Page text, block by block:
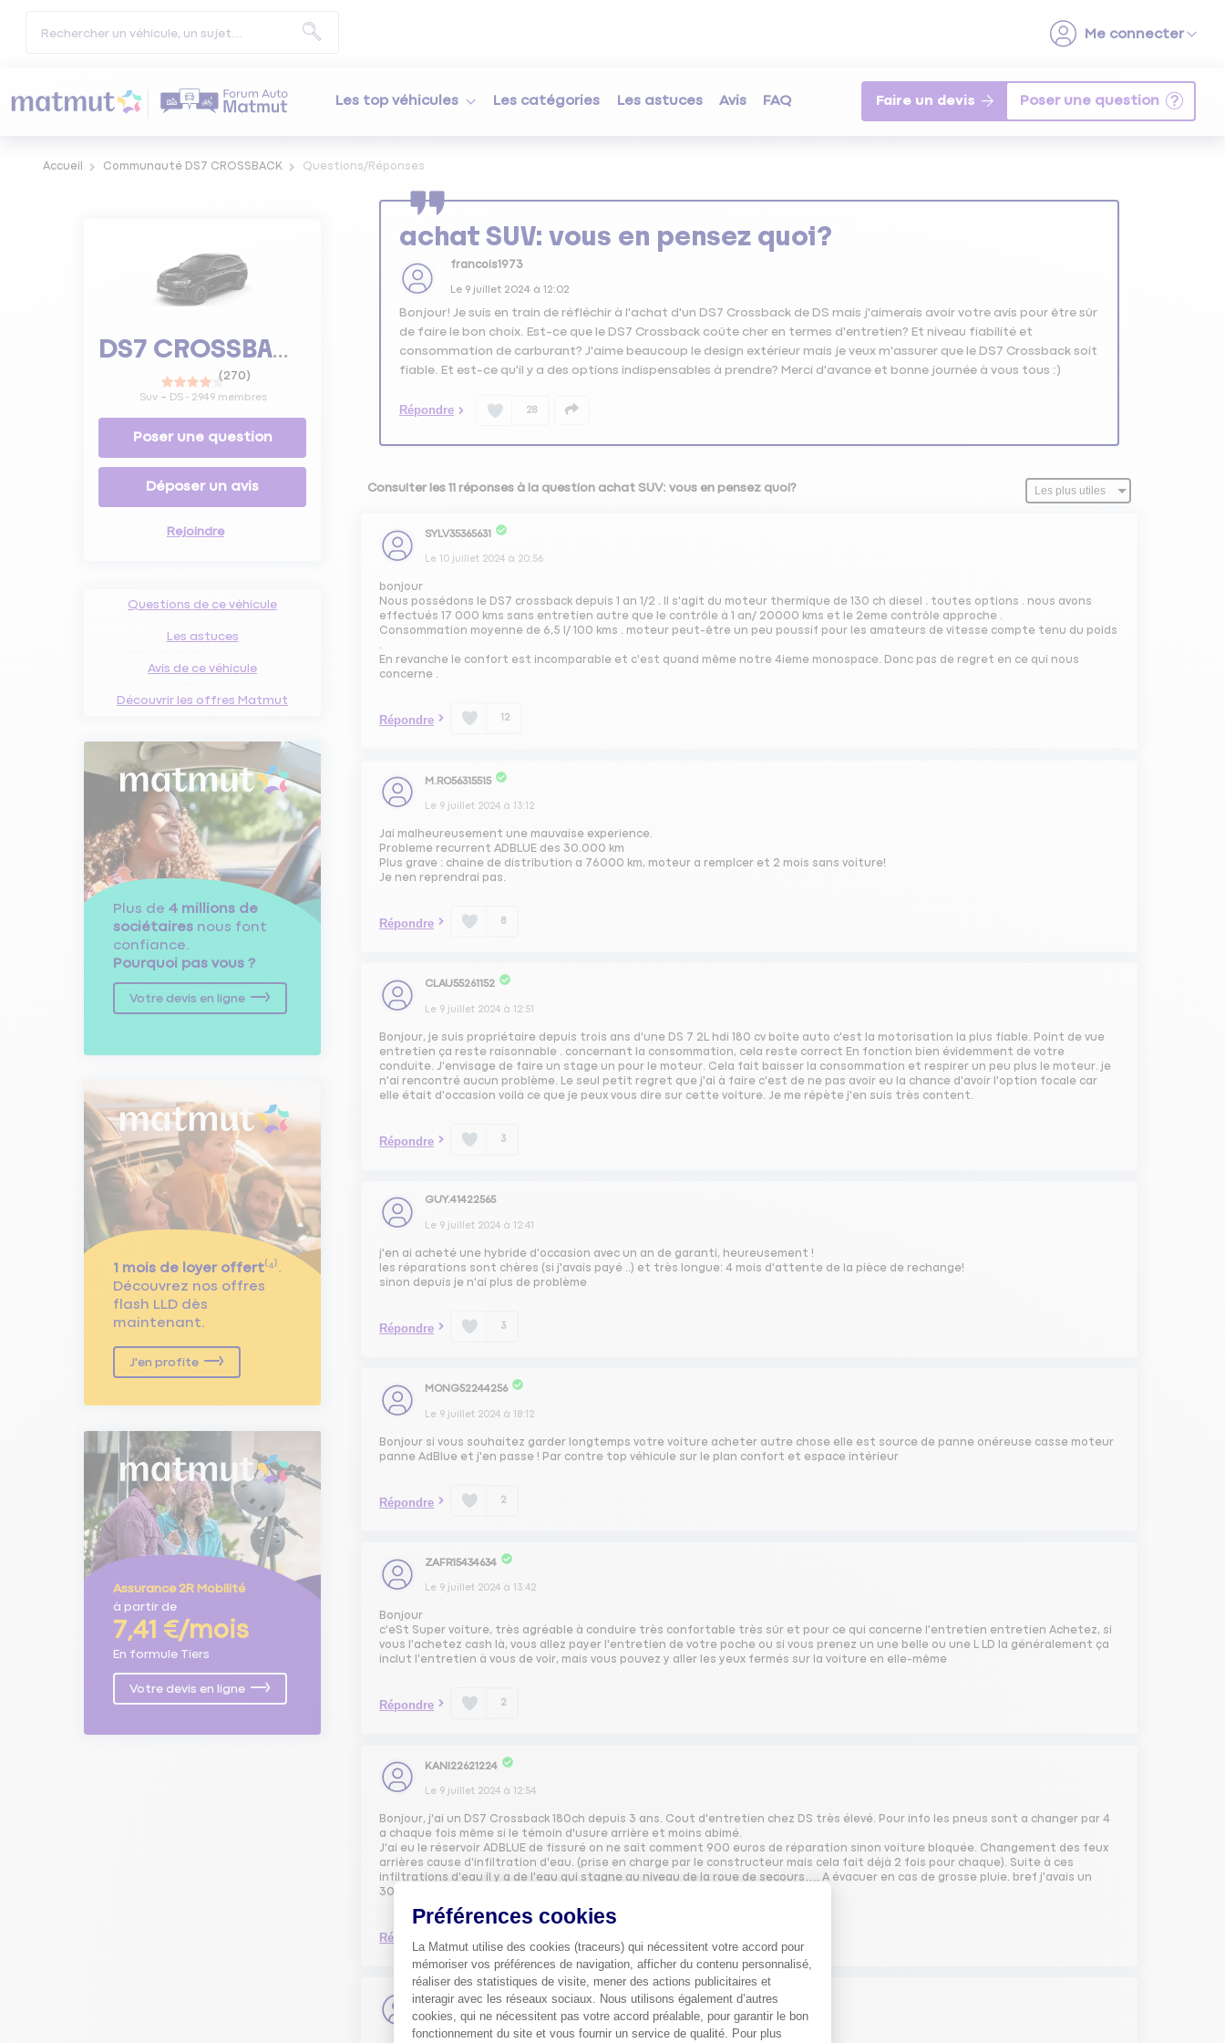
Les top véhicules Les catégories Les astuces Avis FAQ Faire un devis
Accueil Communauté DS7 CROSSBACK Questions/Réponses
DS7 CROSSBACK
(270)
Suv DS - 2949 membres
Poser une question
Déposer un avis
Rejoindre
Questions de ce véhicule
Les astuces
Avis de ce véhicule
Découvrir les offres Matmut
Plus de 4 millions de
sociétaires nous font
confiance.
Pourquoi pas vous ?
Votre devis en ligne
1 mois de loyer offert⁽⁴⁾.
Découvrez nos offres
flash LLD dès
maintenant.
J'en profite
Assurance 2R Mobilité
à partir de
7,41 €/mois
En formule Tiers
Votre devis en ligne
achat SUV: vous en pensez quoi?
francois1973
Le 9 juillet 2024à 12:02
Bonjour! Je suis en train de réfléchir à l'achat d'un DS7 Crossback de DS mais j'aimerais avoir votre avis pour être sûr
de faire le bon choix. Est-ce que le DS7 Crossback coûte cher en termes d'entretien? Et niveau fiabilité et
consommation de carburant? J'aime beaucoup le design extérieur mais je veux m'assurer que le DS7 Crossback soit
fiable. Et est-ce qu'il y a des options indispensables à prendre? Merci d'avance et bonne journée à vous tous :)
Répondre 28
Consulter les 11 réponses à la question achat SUV: vous en pensez quoi?
SYLV35365631
Le 10 juillet 2024 à 20:56
bonjour
Nous possédons le DS7 crossback depuis 1 an 1/2 . Il s'agit du moteur thermique de 130 ch diesel . toutes options . nous avons
effectués 17 000 kms sans entretien autre que le contrôle à 1 an/ 20000 kms et le 2eme contrôle approche .
Consommation moyenne de 6,5 l/ 100 kms . moteur peut-être un peu poussif pour les amateurs de vitesse compte tenu du poids
.
En revanche le confort est incomparable et c'est quand même notre 4ieme monospace. Donc pas de regret en ce qui nous
concerne .
Répondre 12
M.RO56315515
Le 9 juillet 2024 à 13:12
Jai malheureusement une mauvaise experience.
Probleme recurrent ADBLUE des 30.000 km
Plus grave : chaine de distribution a 76000 km, moteur a remplcer et 2 mois sans voiture!
Je nen reprendrai pas.
Répondre 8
CLAU55261152
Le 9 juillet 2024 à 12:51
Bonjour, je suis propriétaire depuis trois ans d'une DS 7 2L hdi 180 cv boîte auto c'est la motorisation la plus fiable. Point de vue
entretien ça reste raisonnable . concernant la consommation, cela reste correct En fonction bien évidemment de votre
conduite. J'envisage de faire un stage un pour le moteur. Cela fait baisser la consommation et respirer un peu plus le moteur. je
n'ai rencontré aucun problème. Le seul petit regret que j'ai à faire c'est de ne pas avoir eu la chance d'avoir l'option focale car
elle était d'occasion voilà ce que je peux vous dire sur cette voiture. Je me répète j'en suis très content.
Répondre 3
GUY.41422565
Le 9 juillet 2024 à 12:41
j'en ai acheté une hybride d'occasion avec un an de garanti, heureusement !
les réparations sont chères (si j'avais payé ..) et très longue: 4 mois d'attente de la pièce de rechange!
sinon depuis je n'ai plus de problème
Répondre 3
MONG52244256
Le 9 juillet 2024 à 18:12
Bonjour si vous souhaitez garder longtemps votre voiture acheter autre chose elle est source de panne onéreuse casse moteur
panne AdBlue et j'en passe ! Par contre top véhicule sur le plan confort et espace intérieur
Répondre 2
ZAFR15434634
Le 9 juillet 2024 à 13:42
Bonjour
c'eSt Super voiture, très agréable à conduire très confortable très sûr et pour ce qui concerne l'entretien entretien Achetez, si
vous l'achetez cash là, vous allez payer l'entretien de votre poche ou si vous prenez un une belle ou une L LD la généralement ça
inclut l'entretien à vous de voir, mais vous pouvez y aller les yeux fermés sur la voiture en elle-même
Répondre 2
KANI22621224
Le 9 juillet 2024 à 12:54
Bonjour, j'ai un DS7 Crossback 180ch depuis 3 ans. Cout d'entretien chez DS très élevé. Pour info les pneus sont a changer par 4
a chaque fois même si le témoin d'usure arrière et moins abimé.
J'ai eu le réservoir ADBLUE de fissuré on ne sait comment 900 euros de réparation sinon voiture bloquée. Changement des feux
arrières cause d'infiltration d'eau. (prise en charge par le constructeur mais cela fait déjà 2 fois pour chaque). Suite à ces
infiltrations d'eau il y a de l'eau qui stagne au niveau de la roue de secours…. A évacuer en cas de grosse pluie. bref j'avais un
3008 GT même motorisation et je n'ai jamais été embêté.
Répondre
BOUT65244315
Le9 juillet 2024à22:57
Préférences cookies
La Matmut utilise des cookies (traceurs) qui nécessitent votre accord pour
mémoriser vos préférences de navigation, afficher du contenu personnalisé,
réaliser des statistiques de visite, mener des actions publicitaires et
interagir avec les réseaux sociaux. Nous utilisons également d’autres
cookies, qui ne nécessitent pas votre accord préalable, pour garantir le bon
fonctionnement du site et vous fournir un service de qualité. Pour plus